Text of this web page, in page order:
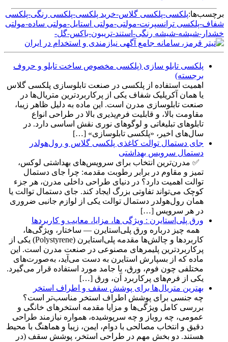
برچسب‌ها:پلکسی-پلکسی گلاس-خرید پلکسی-پلکسی رنگی-پلکسی
شفاف-پلکسی ترانسپرنت-مولتی-مولتی استایل-مولتی ساده-مولتی
خشدار-شیشه-شیشه رنگی-استند-تریبون-باکس-گل-
پلکسی تابلو سازی (پلکسی مخصوص ساخت تابلو و حروف
برجسته)
اهمیت استفاده از پلکسی در صنعت تابلوسازی پلکسی گلاس
یا همان آکریلیک شفاف یکی از پرکاربردترین متریال‌ها در
صنعت تابلوسازی مدرن است. این ماده به دلیل ظاهر زیبا،
مقاومت بالا، و قابلیت فرم‌پذیری بالا در طراحی انواع
تابلوهای تبلیغاتی و لوگوهای نوری نقش اساسی دارد. در
سال‌های اخیر، «پلکسی تابلوسازی» […]
جای دستمال توالت کاغذی پلکسی گلاس و رول‌هولدر
دستمال سرویس بهداشتی
✅ مدرن‌ترین انتخاب برای سرویس‌های بهداشتی لوکس،
تمیز و مقاوم در برابر رطوبت مقدمه: چرا جای دستمال
توالت اهمیت دارد؟ در دنیای طراحی داخلی مدرن، هر جزء
کوچک می‌تواند تفاوتی بزرگ ایجاد کند. جای دستمال توالت یا
همان رول‌هولدر دستمال توالت یکی از لوازم جانبی ضروری
در هر سرویس […]
ورق‌ پلی‌استایرن : ویژگی ها، مزایا، معایب و کاربردها
همه چیز درباره ورق پلی‌استایرن — ساختار، ویژگی‌ها،
کاربردها و چالش‌ها مقدمه پلی‌استایرن (Polystyrene) یکی از
پرکاربردترین پلیمرهای مصنوعی در صنعت مدرن است. این
ماده که از بسپارش استایرن به دست می‌آید، به‌صورت‌های
مختلفی چون فوم، ورق، یا جامد مورد استفاده قرار می‌گیرد.
یکی از فرم‌های پرکاربرد آن، ورق […]
بهترین متریال‌ها برای پوشش سقف و اطراف استخر
چه جنسی برای پوشش اطراف استخر مناسب‌تر است؟
بررسی کامل ویژگی‌ها و مزایا مقدمه استخرهای خانگی و
عمومی، چه روباز و چه سرپوشیده، همواره نیازمند طراحی
دقیق و انتخاب مصالحی با دوام، ایمن، زیبا و هماهنگ با محیط
هستند. دو بخش مهم در طراحی استخر، پوشش سقف (در